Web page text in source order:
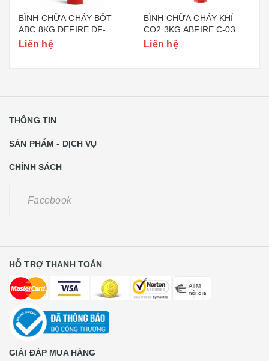
BÌNH CHỮA CHÁY BỘT
ABC 8KG DEFIRE DF-
ABC8 (BỘ CÔNG AN)
Liên hệ
BÌNH CHỮA CHÁY KHÍ
CO2 3KG ABFIRE C-03
(TEM BỘ CÔNG AN)
Liên hệ
THÔNG TIN
SẢN PHẨM - DỊCH VỤ
CHÍNH SÁCH
Facebook
HỖ TRỢ THANH TOÁN
GIẢI ĐÁP MUA HÀNG